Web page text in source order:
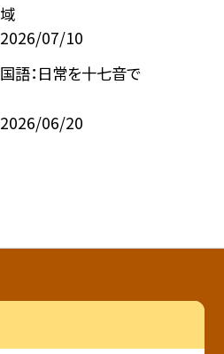
域
2026/07/10
国語：日常を十七音で
2026/06/20